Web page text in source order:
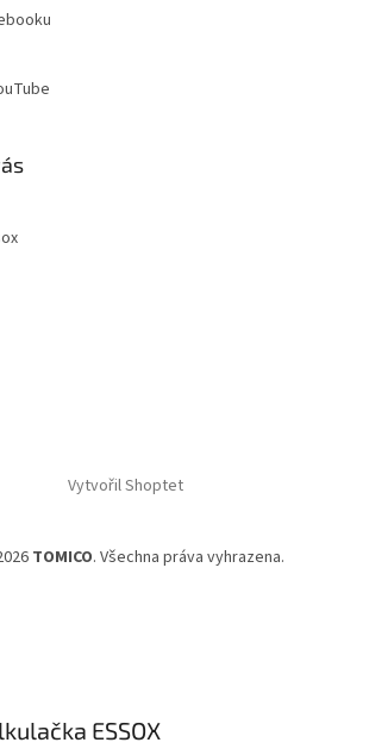
Vytvořil Shoptet
TOMICO. Všechna práva vyhrazena.
ESSOX